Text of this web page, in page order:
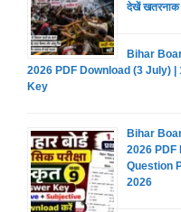
देखें खतरनाक
Bihar
2026 PDF Download (3 July)
Key
Bihar
2026 PDF
Question
2026